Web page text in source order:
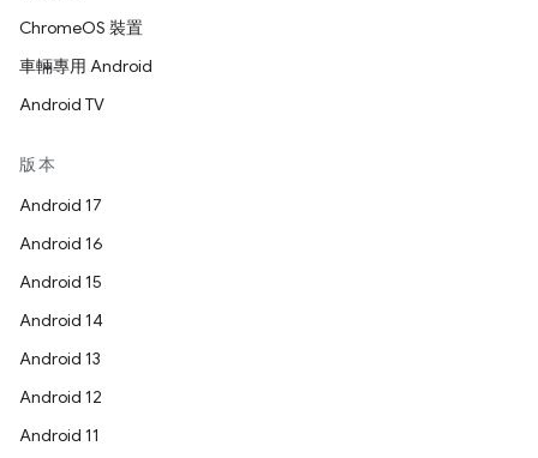
ChromeOS 裝置
車輛專用 Android
Android TV
版本
Android 17
Android 16
Android 15
Android 14
Android 13
Android 12
Android 11